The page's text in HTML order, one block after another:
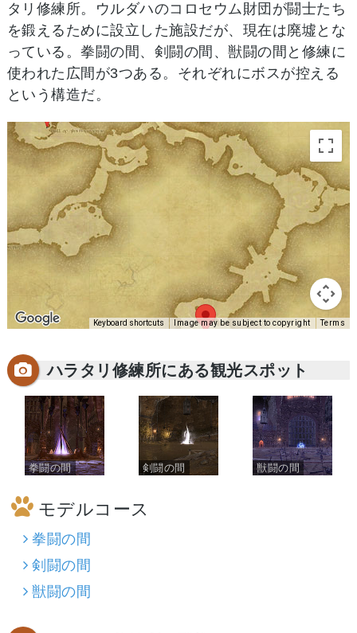
タリ修練所。ウルダハのコロセウム財団が闘士たち
を鍛えるために設立した施設だが、現在は廃墟とな
っている。拳闘の間、剣闘の間、獣闘の間と修練に
使われた広間が3つある。それぞれにボスが控える
という構造だ。
Keyboard shortcuts Image may be subject to copyright Terms
ハラタリ修練所にある観光スポット
拳闘の間 剣闘の間 獣闘の間
モデルコース
拳闘の間
剣闘の間
獣闘の間